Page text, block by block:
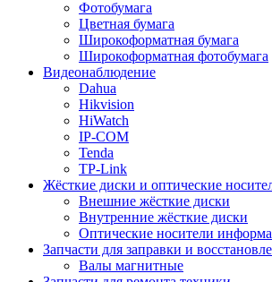
Фотобумага
Цветная бумага
Широкоформатная бумага
Широкоформатная фотобумага
Видеонаблюдение
Dahua
Hikvision
HiWatch
IP-COM
Tenda
TP-Link
Жёсткие диски и оптические
Внешние жёсткие диски
Внутренние жёсткие диски
Оптические носители
Запчасти для заправки и
Валы магнитные